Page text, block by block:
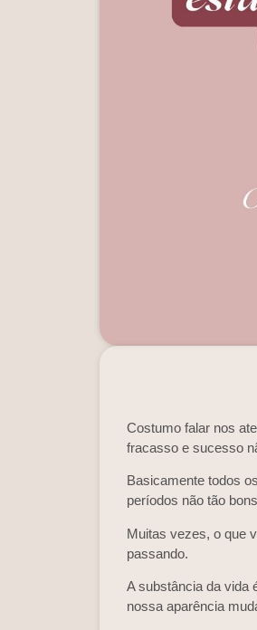
Costumo falar nos
fracasso e sucesso
Basicamente todos
períodos não tão
Muitas vezes, o que
passando.
A substância da vida
nossa aparência